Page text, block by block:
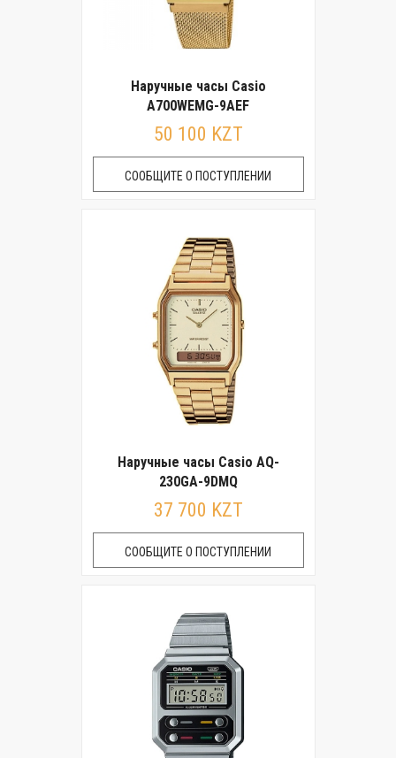
Наручные часы Casio
A700WEMG-9AEF
50 100 KZT
СООБЩИТЕ О ПОСТУПЛЕНИИ
Наручные часы Casio AQ-
230GA-9DMQ
37 700 KZT
СООБЩИТЕ О ПОСТУПЛЕНИИ